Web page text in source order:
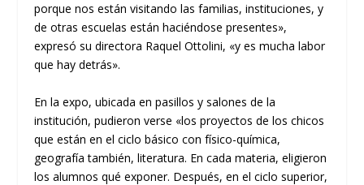
porque nos están visitando las familias, instituciones, y
de otras escuelas están haciéndose presentes»,
expresó su directora Raquel Ottolini, «y es mucha labor
que hay detrás».
En la expo, ubicada en pasillos y salones de la
institución, pudieron verse «los proyectos de los chicos
que están en el ciclo básico con físico-química,
geografía también, literatura. En cada materia, eligieron
los alumnos qué exponer. Después, en el ciclo superior,